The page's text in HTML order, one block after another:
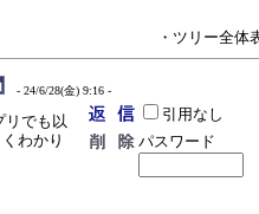
・ツリー全体
- 24/6/28(金) 9:16 -
リでも以
わかり
引用なし
パスワード